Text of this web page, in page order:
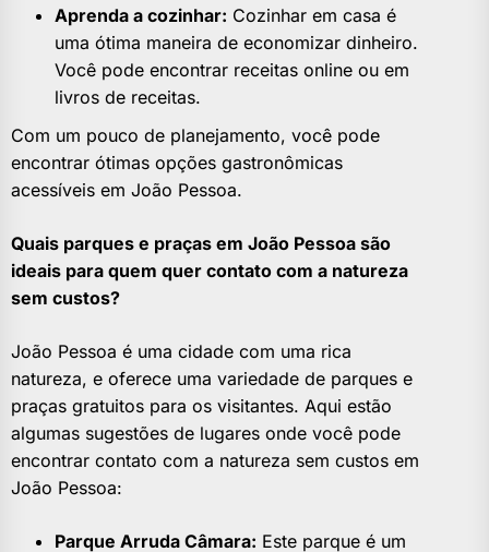
Aprenda a cozinhar: Cozinhar em casa é
uma ótima maneira de economizar dinheiro.
Você pode encontrar receitas online ou em
livros de receitas.
Com um pouco de planejamento, você pode
encontrar ótimas opções gastronômicas
acessíveis em João Pessoa.
Quais parques e praças em João Pessoa são
ideais para quem quer contato com a natureza
sem custos?
João Pessoa é uma cidade com uma rica
natureza, e oferece uma variedade de parques e
praças gratuitos para os visitantes. Aqui estão
algumas sugestões de lugares onde você pode
encontrar contato com a natureza sem custos em
João Pessoa:
Parque Arruda Câmara: Este parque é um